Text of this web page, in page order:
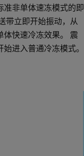
非单体速冻模式的即
带立即开始振动，从
体快速冷冻效果。 震
进入普通冷冻模式。
冷冻机？